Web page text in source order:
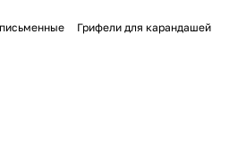
Грифели для карандашей